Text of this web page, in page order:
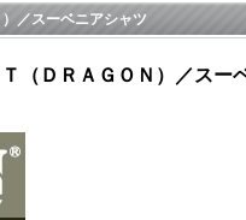
／スーベニアシャツ
（ＤＲＡＧＯＮ）／スー